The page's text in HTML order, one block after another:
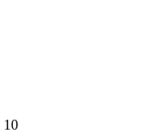
10